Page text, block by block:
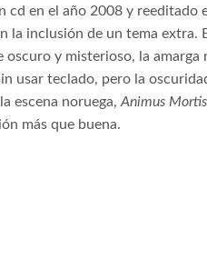
cd en el año 2008 y
la inclusión de un tema extra.
oscuro y misterioso, la
usar teclado, pero la
escena noruega,Animus Mortis
más que buena.